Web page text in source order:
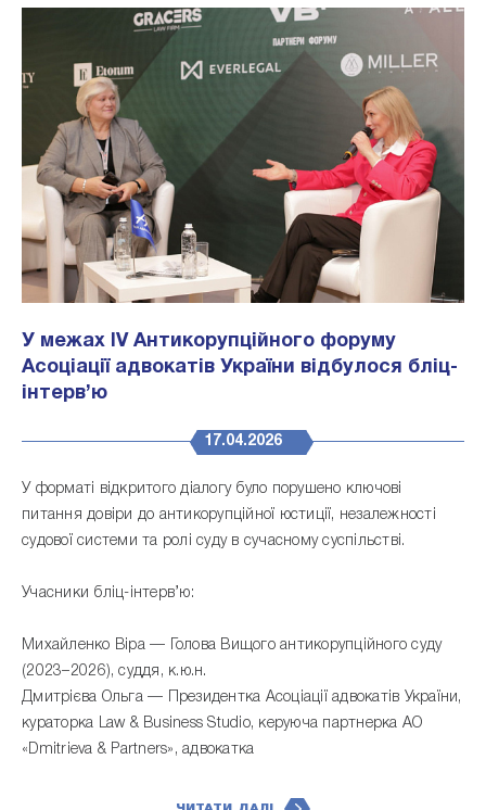
У межах IV Антикорупційного форуму
Асоціації адвокатів України відбулося бліц-
інтерв’ю
17.04.2026
У форматі відкритого діалогу було порушено ключові
питання довіри до антикорупційної юстиції, незалежності
судової системи та ролі суду в сучасному суспільстві.
Учасники бліц-інтерв’ю:
Михайленко Віра — Голова Вищого антикорупційного суду
(2023–2026), суддя, к.ю.н.
Дмитрієва Ольга — Президентка Асоціації адвокатів України,
кураторка Law & Business Studio, керуюча партнерка АО
«Dmitrieva & Partners», адвокатка